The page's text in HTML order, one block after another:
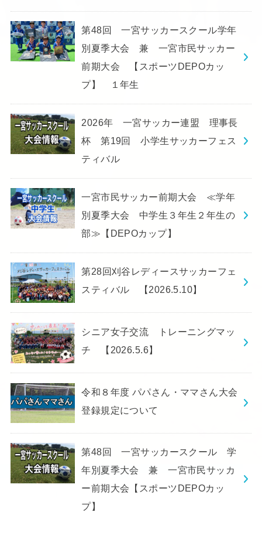
第48回 一宮サッカースクール学年
別夏季大会 兼 一宮市民サッカー
前期大会 【スポーツDEPOカッ
プ】 １年生
2026年 一宮サッカー連盟 理事長
杯 第19回 小学生サッカーフェス
ティバル
一宮市民サッカー前期大会 ≪学年
別夏季大会 中学生３年生２年生の
部≫【DEPOカップ】
第28回刈谷レディースサッカーフェ
スティバル 【2026.5.10】
シニア女子交流 トレーニングマッ
チ 【2026.5.6】
令和８年度 パパさん・ママさん大会
登録規定について
第48回 一宮サッカースクール 学
年別夏季大会 兼 一宮市民サッカ
ー前期大会【スポーツDEPOカッ
プ】